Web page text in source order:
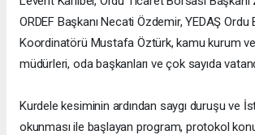
ORDEF Başkanı Necati Özdemir, YEDAŞ Ordu
Koordinatörü Mustafa Öztürk, kamu kurum
müdürleri, oda başkanları ve çok sayıda
Kurdele kesiminin ardından saygı duruşu ve
okunması ile başlayan program, protokol